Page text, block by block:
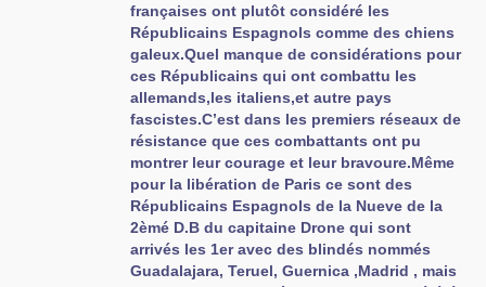
françaises ont plutôt considéré les
Républicains Espagnols comme des chiens
galeux.Quel manque de considérations pour
ces Républicains qui ont combattu les
allemands,les italiens,et autre pays
fascistes.C’est dans les premiers réseaux de
résistance que ces combattants ont pu
montrer leur courage et leur bravoure.Même
pour la libération de Paris ce sont des
Républicains Espagnols de la Nueve de la
2èmé D.B du capitaine Drone qui sont
arrivés les 1er avec des blindés nommés
Guadalajara, Teruel, Guernica ,Madrid , mais